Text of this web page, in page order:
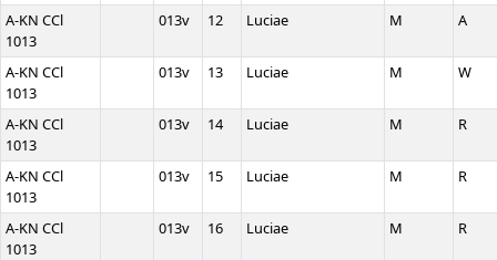
A-KN CCl
1013
013v 12 Luciae M A
A-KN CCl
1013
013v 13 Luciae M W
A-KN CCl
1013
013v 14 Luciae M R
A-KN CCl
1013
013v 15 Luciae M R
A-KN CCl
1013
013v 16 Luciae M R